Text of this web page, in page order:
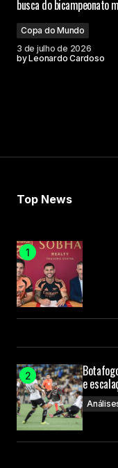
busca do bicampeonato
Copa do Mundo
3 de julho de 2026
byLeonardo Cardoso
Top News
e